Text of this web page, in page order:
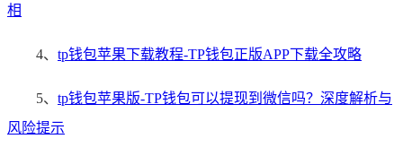
相
4、 tp钱包苹果下载教程-TP钱包正版APP下载全攻略
5、 tp钱包苹果版-TP钱包可以提现到微信吗？深度解析与
风险提示